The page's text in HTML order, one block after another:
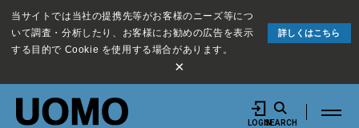
当サイトでは当社の提携先等がお客様のニーズ等につ
いて調査・分析したり、お客様にお勧めの広告を表示
する目的で Cookie を使用する場合があります。
詳しくはこちら
×
LOGINSEARCH